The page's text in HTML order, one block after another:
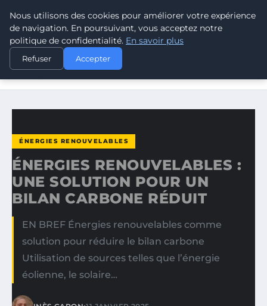
CLIMATE GUARDIAN
ACCUEIL
ÉNERGIES RENOUVELABLES
ÉNERGIES RENOUVELABLES : UNE SOLUTION POUR UN
ÉNERGIES RENOUVELABLES
ÉNERGIES RENOUVELABLES :
UNE SOLUTION POUR UN
BILAN CARBONE RÉDUIT
EN BREF Énergies renouvelables comme
solution pour réduire le bilan carbone
Utilisation de sources telles que l’énergie
éolienne, le solaire…
Nous utilisons des cookies pour améliorer votre expérience
de navigation. En poursuivant, vous acceptez notre
politique de confidentialité. En savoir plus
Refuser Accepter